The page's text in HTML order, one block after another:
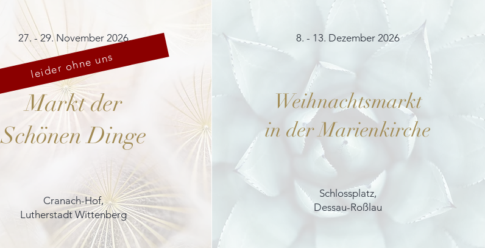
27. - 29. November 2026
Markt der
Schönen Dinge
Cranach-Hof,
Lutherstadt Wittenberg
leider ohne uns
8. - 13. Dezember 2026
Weihnachtsmarkt
in der Marienkirche
Schlossplatz,
Dessau-Roßlau